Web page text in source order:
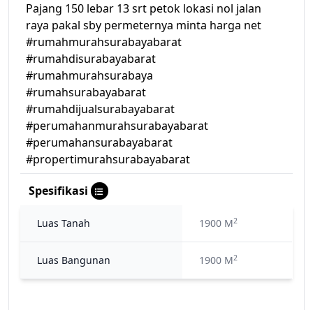
Pajang 150 lebar 13 srt petok lokasi nol jalan
raya pakal sby permeternya minta harga net
#rumahmurahsurabayabarat
#rumahdisurabayabarat
#rumahmurahsurabaya
#rumahsurabayabarat
#rumahdijualsurabayabarat
#perumahanmurahsurabayabarat
#perumahansurabayabarat
#propertimurahsurabayabarat
Spesifikasi
Luas Tanah 1900 M2
Luas Bangunan 1900 M2